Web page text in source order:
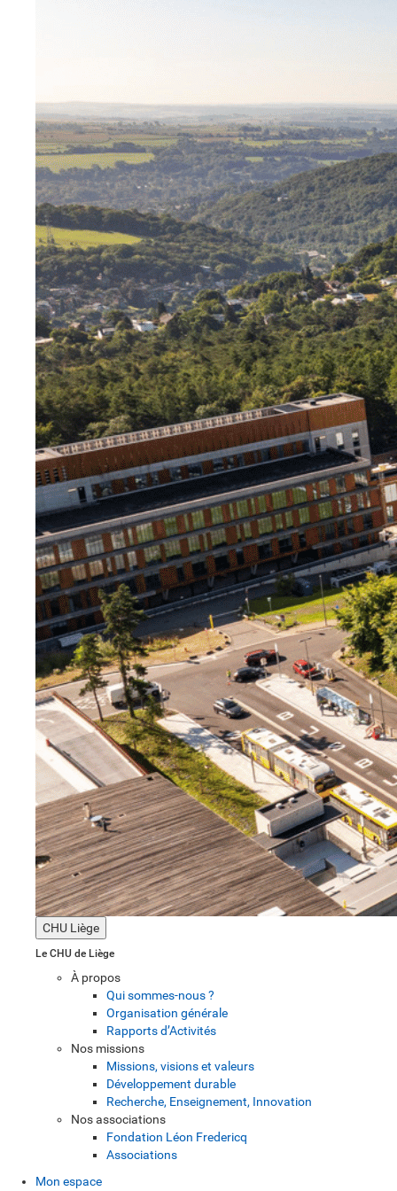
CHU Liège
Le CHU de Liège
À propos
Qui sommes-nous ?
Organisation générale
Rapports d’Activités
Nos missions
Missions, visions et valeurs
Développement durable
Recherche, Enseignement, Innovation
Nos associations
Fondation Léon Fredericq
Associations
Mon espace